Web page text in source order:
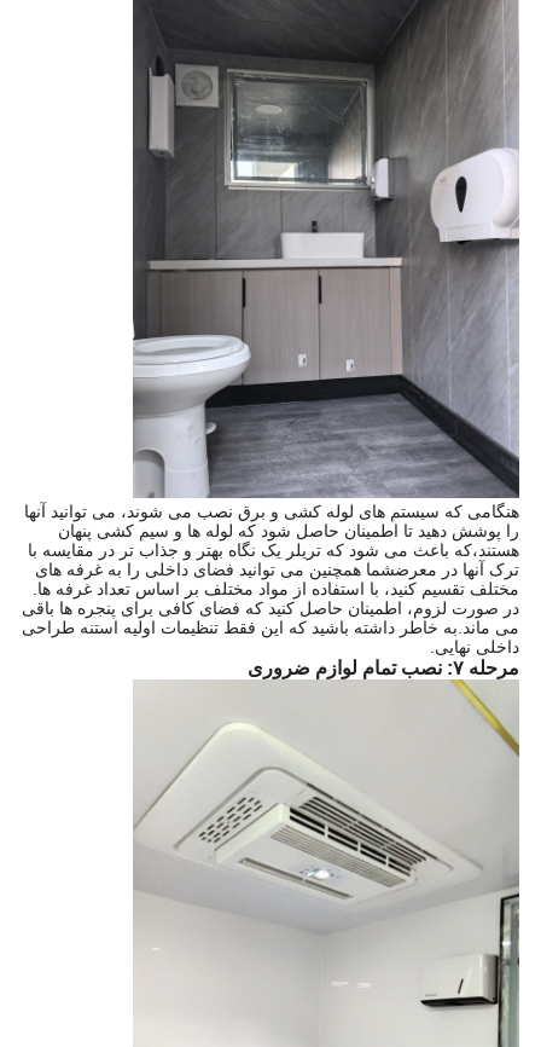
هنگامی که سیستم های لوله کشی و برق نصب می شوند، می توانید آنها
را پوشش دهید تا اطمینان حاصل شود که لوله ها و سیم کشی پنهان
هستند،که باعث می شود که تریلر یک نگاه بهتر و جذاب تر در مقایسه با
ترک آنها در معرضشما همچنین می توانید فضای داخلی را به غرفه های
مختلف تقسیم کنید، با استفاده از مواد مختلف بر اساس تعداد غرفه ها.
در صورت لزوم، اطمینان حاصل کنید که فضای کافی برای پنجره ها باقی
می ماند.به خاطر داشته باشید که این فقط تنظیمات اولیه استنه طراحی
داخلی نهایی.
مرحله ۷: نصب تمام لوازم ضروری